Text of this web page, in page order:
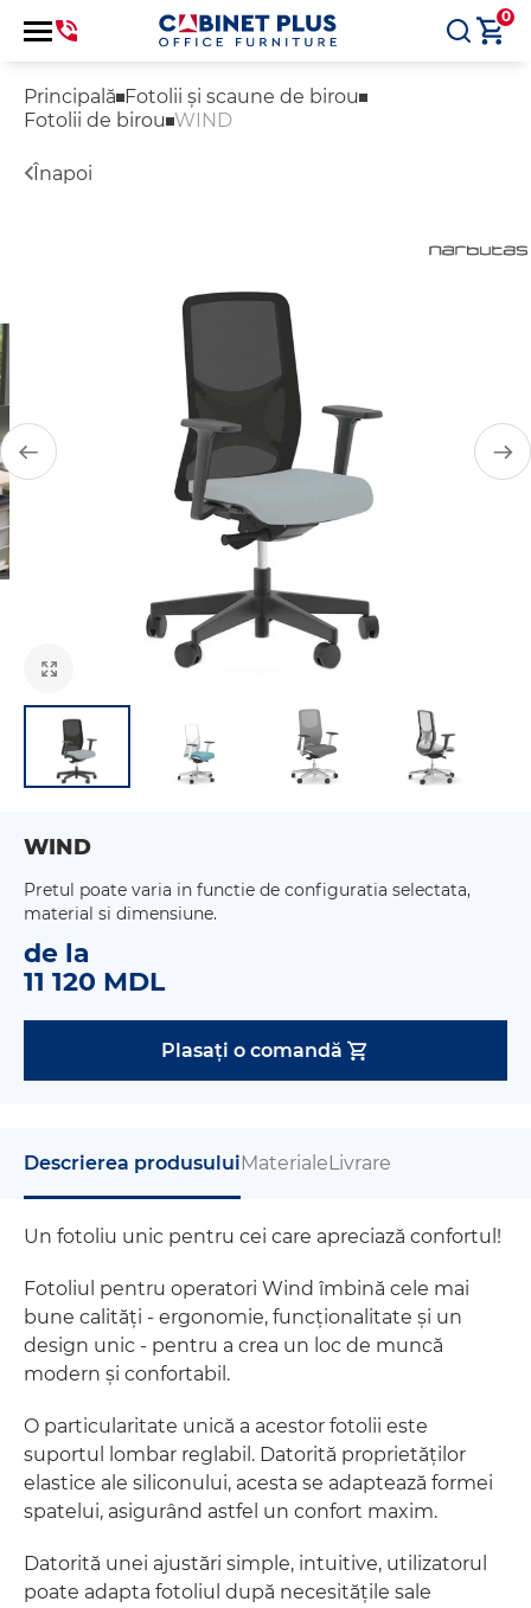
0
Principală Fotolii și scaune de birou
Fotolii de birou WIND
Înapoi
WIND
Pretul poate varia in functie de configuratia selectata,
material si dimensiune.
de la
11 120 MDL
Plasați o comandă
Descrierea produsuluiMaterialeLivrare
Un fotoliu unic pentru cei care apreciază confortul!
Fotoliul pentru operatori Wind îmbină cele mai
bune calități - ergonomie, funcționalitate și un
design unic - pentru a crea un loc de muncă
modern și confortabil.
O particularitate unică a acestor fotolii este
suportul lombar reglabil. Datorită proprietăților
elastice ale siliconului, acesta se adaptează formei
spatelui, asigurând astfel un confort maxim.
Datorită unei ajustări simple, intuitive, utilizatorul
poate adapta fotoliul după necesitățile sale